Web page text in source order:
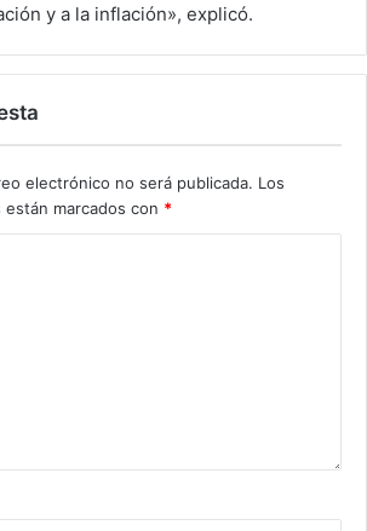
y a la inflación», explicó.
electrónico no será publicada. Los
marcados con *